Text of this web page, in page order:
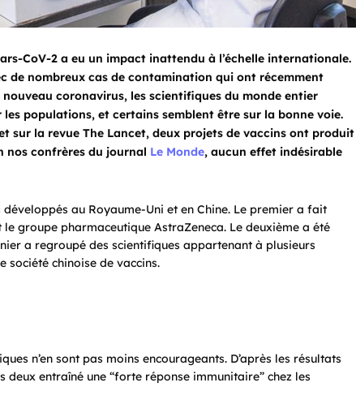
CoV-2 a eu un impact inattendu à l’échelle internationale.
de nombreux cas de contamination qui ont récemment
coronavirus, les scientifiques du monde entier
populations, et certains semblent être sur la bonne voie.
sur la revue The Lancet, deux projets de vaccins ont produit
nos confrères du journal Le Monde, aucun effet indésirable
au Royaume-Uni et en Chine. Le premier a fait
le groupe pharmaceutique AstraZeneca. Le deuxième a été
a regroupé des scientifiques appartenant à plusieurs
société chinoise de vaccins.
n’en sont pas moins encourageants. D’après les résultats
entraîné une “forte réponse immunitaire” chez les